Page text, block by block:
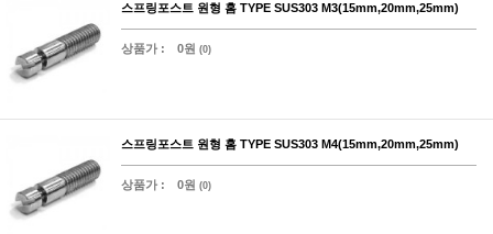
스프링포스트 원형 홈 TYPE SUS303 M3(15mm,20mm,25mm)
상품가 : 0원 (0)
스프링포스트 원형 홈 TYPE SUS303 M4(15mm,20mm,25mm)
상품가 : 0원 (0)